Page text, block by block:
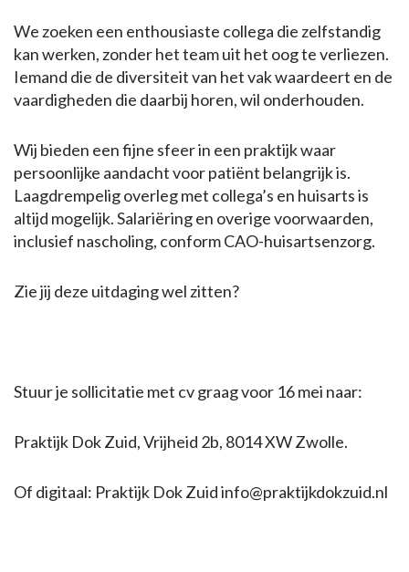
We zoeken een enthousiaste collega die zelfstandig
kan werken, zonder het team uit het oog te verliezen.
Iemand die de diversiteit van het vak waardeert en de
vaardigheden die daarbij horen, wil onderhouden.
Wij bieden een fijne sfeer in een praktijk waar
persoonlijke aandacht voor patiënt belangrijk is.
Laagdrempelig overleg met collega’s en huisarts is
altijd mogelijk. Salariëring en overige voorwaarden,
inclusief nascholing, conform CAO-huisartsenzorg.
Zie jij deze uitdaging wel zitten?
Stuur je sollicitatie met cv graag voor 16 mei naar:
Praktijk Dok Zuid, Vrijheid 2b, 8014 XW Zwolle.
Of digitaal: Praktijk Dok Zuid info@praktijkdokzuid.nl